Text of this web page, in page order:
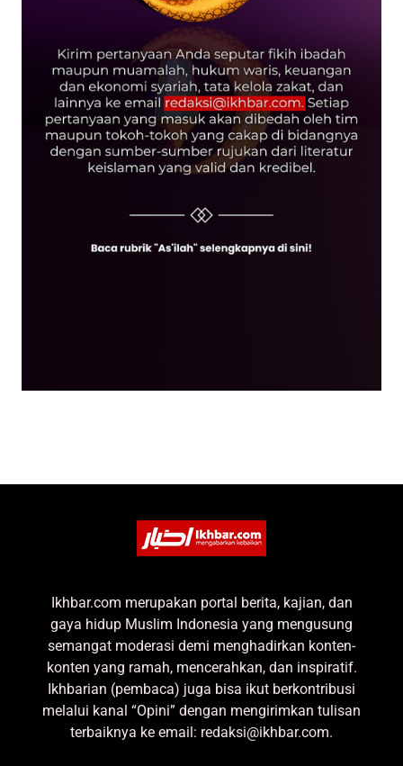
Ikhbar.com merupakan portal berita, kajian, dan
gaya hidup Muslim Indonesia yang mengusung
semangat moderasi demi menghadirkan konten-
konten yang ramah, mencerahkan, dan inspiratif.
Ikhbarian (pembaca) juga bisa ikut berkontribusi
melalui kanal “Opini” dengan mengirimkan tulisan
terbaiknya ke email: redaksi@ikhbar.com.